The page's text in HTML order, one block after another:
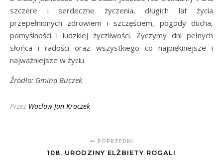
szczere i serdeczne życzenia, długich lat życia
przepełnionych zdrowiem i szczęściem, pogody ducha,
pomyślności i ludzkiej życzliwości. Życzymy dni pełnych
słońca i radości oraz wszystkiego co najpiękniejsze i
najważniejsze w życiu.
Źródło: Gmina Buczek
Przez Waclaw Jan Kroczek
POPRZEDNI
108. URODZINY ELŻBIETY ROGALI